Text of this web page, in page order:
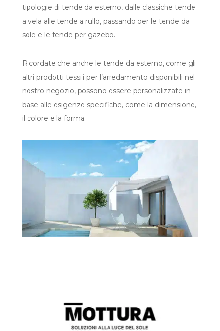
tipologie di tende da esterno, dalle classiche tende
a vela alle tende a rullo, passando per le tende da
sole e le tende per gazebo.
Ricordate che anche le tende da esterno, come gli
altri prodotti tessili per l’arredamento disponibili nel
nostro negozio, possono essere personalizzate in
base alle esigenze specifiche, come la dimensione,
il colore e la forma.